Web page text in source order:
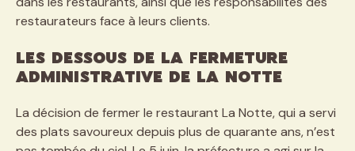
restaurateurs face à leurs clients.
Les dessous de la fermeture
administrative de La Notte
La décision de fermer le restaurant La Notte, qui a servi
des plats savoureux depuis plus de quarante ans, n’est